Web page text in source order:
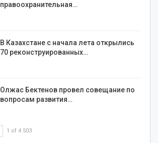
правоохранительная…
В Казахстане с начала лета открылись
70 реконструированных…
Олжас Бектенов провел совещание по
вопросам развития…
1 of 4 503